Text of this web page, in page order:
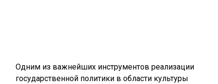
Одним из важнейших инструментов реализации
государственной политики в области культуры